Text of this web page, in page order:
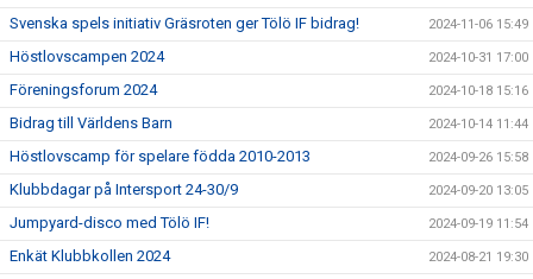
Svenska spels initiativ Gräsroten ger Tölö IF bidrag! 2024-11-06 15:49
Höstlovscampen 2024 2024-10-31 17:00
Föreningsforum 2024 2024-10-18 15:16
Bidrag till Världens Barn 2024-10-14 11:44
Höstlovscamp för spelare födda 2010-2013 2024-09-26 15:58
Klubbdagar på Intersport 24-30/9 2024-09-20 13:05
Jumpyard-disco med Tölö IF! 2024-09-19 11:54
Enkät Klubbkollen 2024 2024-08-21 19:30